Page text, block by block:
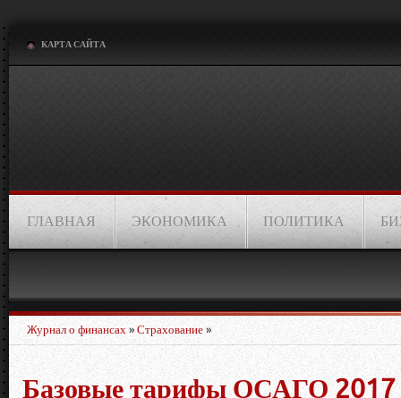
КАРТА САЙТА
ГЛАВНАЯ ЭКОНОМИКА ПОЛИТИКА
Журнал о финансах » Страхование »
Базовые тарифы ОСАГО 2017